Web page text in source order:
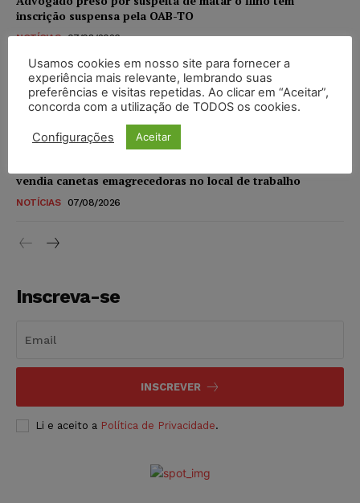
inscrição suspensa pela OAB-TO
NOTÍCIAS 07/08/2026
STF amplia isenção de IBS e CBS na compra de veículos
novos para pessoas com deficiência e autistas de todos os
níveis
07/08/2026
vendia canetas emagrecedoras no local de trabalho
NOTÍCIAS 07/08/2026
Inscreva-se
INSCREVER
Li e aceito a Política de Privacidade.
Usamos cookies em nosso site para fornecer a
experiência mais relevante, lembrando suas
preferências e visitas repetidas. Ao clicar em “Aceitar”,
concorda com a utilização de TODOS os cookies.
Configurações Aceitar